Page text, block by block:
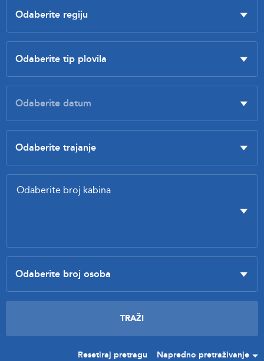
Resetiraj pretragu Napredno pretraživanje